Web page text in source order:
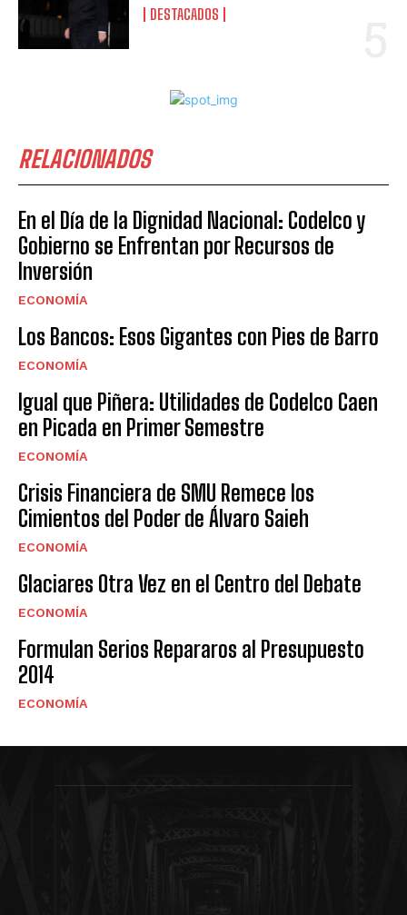
DESTACADOS
RELACIONADOS
En el Día de la Dignidad Nacional: Codelco y
Gobierno se Enfrentan por Recursos de
Inversión
ECONOMÍA
Los Bancos: Esos Gigantes con Pies de Barro
ECONOMÍA
Igual que Piñera: Utilidades de Codelco Caen
en Picada en Primer Semestre
ECONOMÍA
Crisis Financiera de SMU Remece los
Cimientos del Poder de Álvaro Saieh
ECONOMÍA
Glaciares Otra Vez en el Centro del Debate
ECONOMÍA
Formulan Serios Repararos al Presupuesto
2014
ECONOMÍA